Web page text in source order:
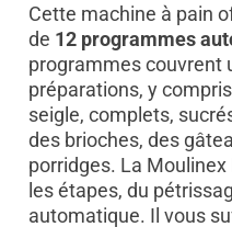
Cette machine à pain
de 12 programmes
programmes couvrent
préparations, y
seigle, complets,
des brioches, des
porridges. La
les étapes, du
automatique. Il vous